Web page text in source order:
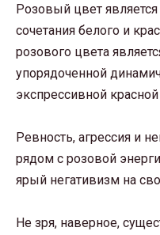
Розовый цвет
сочетания белого и
розового цвета
упорядоченной
экспрессивной
Ревность, агрессия и
рядом с розовой
ярый негативизм на
Не зря, наверное,